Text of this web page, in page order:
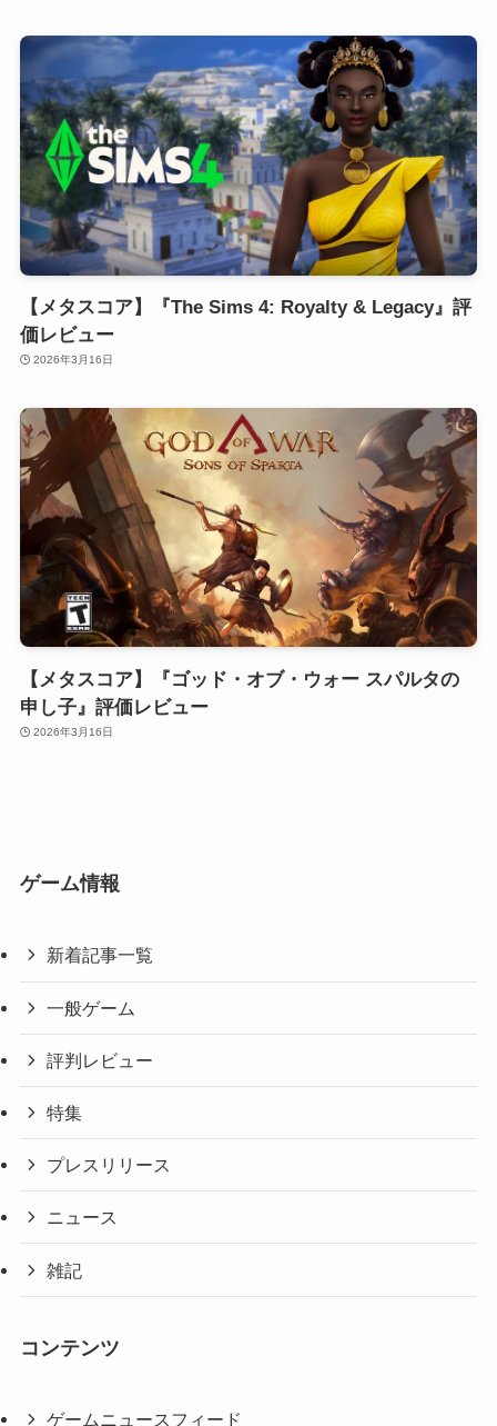
【メタスコア】『The Sims 4: Royalty & Legacy』評
価レビュー
2026年3月16日
【メタスコア】『ゴッド・オブ・ウォー スパルタの
申し子』評価レビュー
2026年3月16日
ゲーム情報
新着記事一覧
一般ゲーム
評判レビュー
特集
プレスリリース
ニュース
雑記
コンテンツ
ゲームニュースフィード